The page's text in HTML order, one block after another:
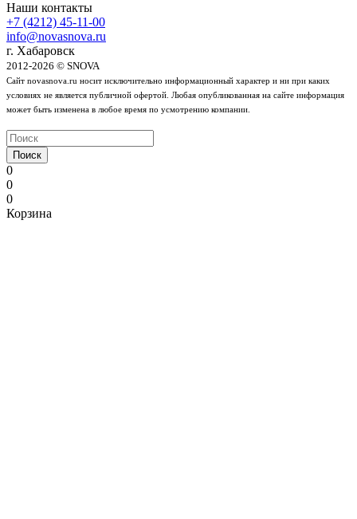
Наши контакты
+7 (4212) 45-11-00
info@novasnova.ru
г. Хабаровск
2012-2026 © SNOVA
Сайт novasnova.ru носит исключительно информационный характер и ни при каких
условиях не является публичной офертой. Любая опубликованная на сайте информация
может быть изменена в любое время по усмотрению компании.
Поиск
0
0
0
Корзина